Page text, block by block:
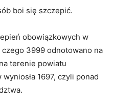
boi się szczepić.
obowiązkowych w
czego 3999 odnotowano na
terenie powiatu
1697, czyli ponad